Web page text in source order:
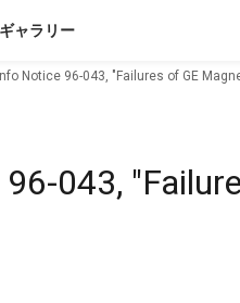
ギャラリー
Notice 96-043, "Failures of GE
043,